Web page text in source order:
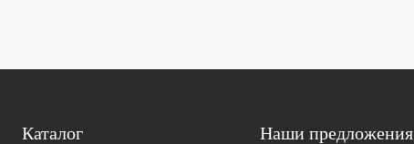
Каталог Наши предложения